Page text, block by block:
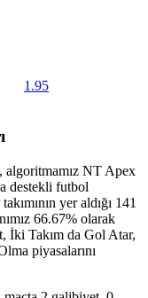
1.95
algoritmamız NT Apex
destekli futbol
yer aldığı 141
66.67% olarak
İki Takım da Gol Atar,
piyasalarını